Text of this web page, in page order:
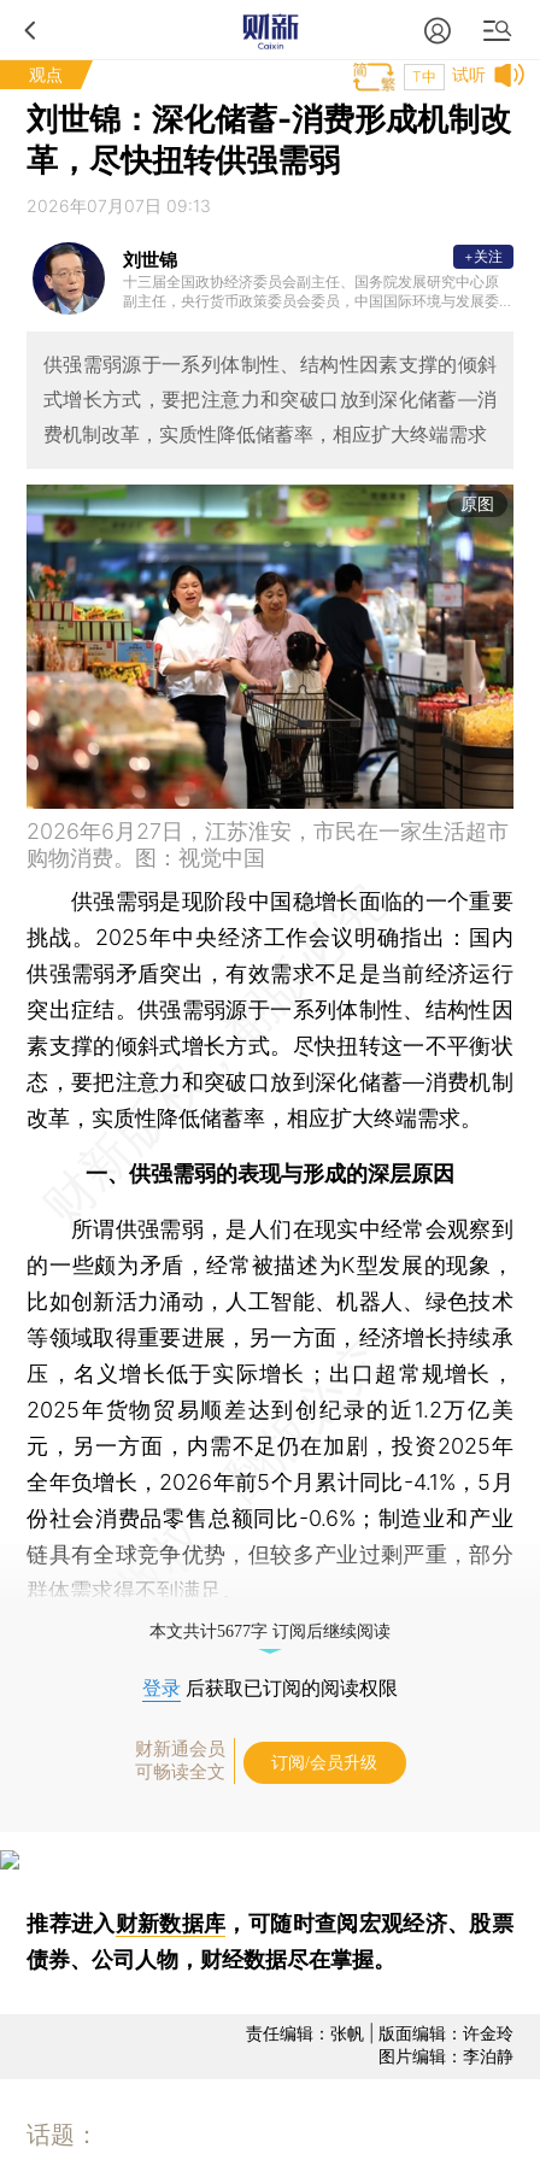
观点 试听
T中
刘世锦：深化储蓄-消费形成机制改
革，尽快扭转供强需弱
2026年07月07日 09:13
刘世锦
十三届全国政协经济委员会副主任、国务院发展研究中心原
副主任，央行货币政策委员会委员，中国国际环境与发展委
直接领导者和主笔者，包括与世界银行联合进行的《2030年
的中国：建设现代、和谐、有创造力的社会》和《中国:推进
高效、包容、可持续的城镇化》等研究报告。参加中共十八
国性有较大影响力的学术奖励，包括两次获得孙冶方经济科
+关注
供强需弱源于一系列体制性、结构性因素支撑的倾斜
式增长方式，要把注意力和突破口放到深化储蓄—消
费机制改革，实质性降低储蓄率，相应扩大终端需求
原图
2026年6月27日，江苏淮安，市民在一家生活超市
购物消费。图：视觉中国
供强需弱是现阶段中国稳增长面临的一个重要
挑战。2025年中央经济工作会议明确指出：国内
供强需弱矛盾突出，有效需求不足是当前经济运行
突出症结。供强需弱源于一系列体制性、结构性因
素支撑的倾斜式增长方式。尽快扭转这一不平衡状
态，要把注意力和突破口放到深化储蓄—消费机制
改革，实质性降低储蓄率，相应扩大终端需求。
一、供强需弱的表现与形成的深层原因
所谓供强需弱，是人们在现实中经常会观察到
的一些颇为矛盾，经常被描述为K型发展的现象，
比如创新活力涌动，人工智能、机器人、绿色技术
等领域取得重要进展，另一方面，经济增长持续承
压，名义增长低于实际增长；出口超常规增长，
2025年货物贸易顺差达到创纪录的近1.2万亿美
元，另一方面，内需不足仍在加剧，投资2025年
全年负增长，2026年前5个月累计同比-4.1%，5月
份社会消费品零售总额同比-0.6%；制造业和产业
链具有全球竞争优势，但较多产业过剩严重，部分
群体需求得不到满足。
本文共计5677字 订阅后继续阅读
登录 后获取已订阅的阅读权限
财新通会员
可畅读全文
订阅/会员升级
推荐进入财新数据库 ，可随时查阅宏观经济、股票
债券、公司人物，财经数据尽在掌握。
责任编辑：张帆 | 版面编辑：许金玲
图片编辑：李泊静
话题：